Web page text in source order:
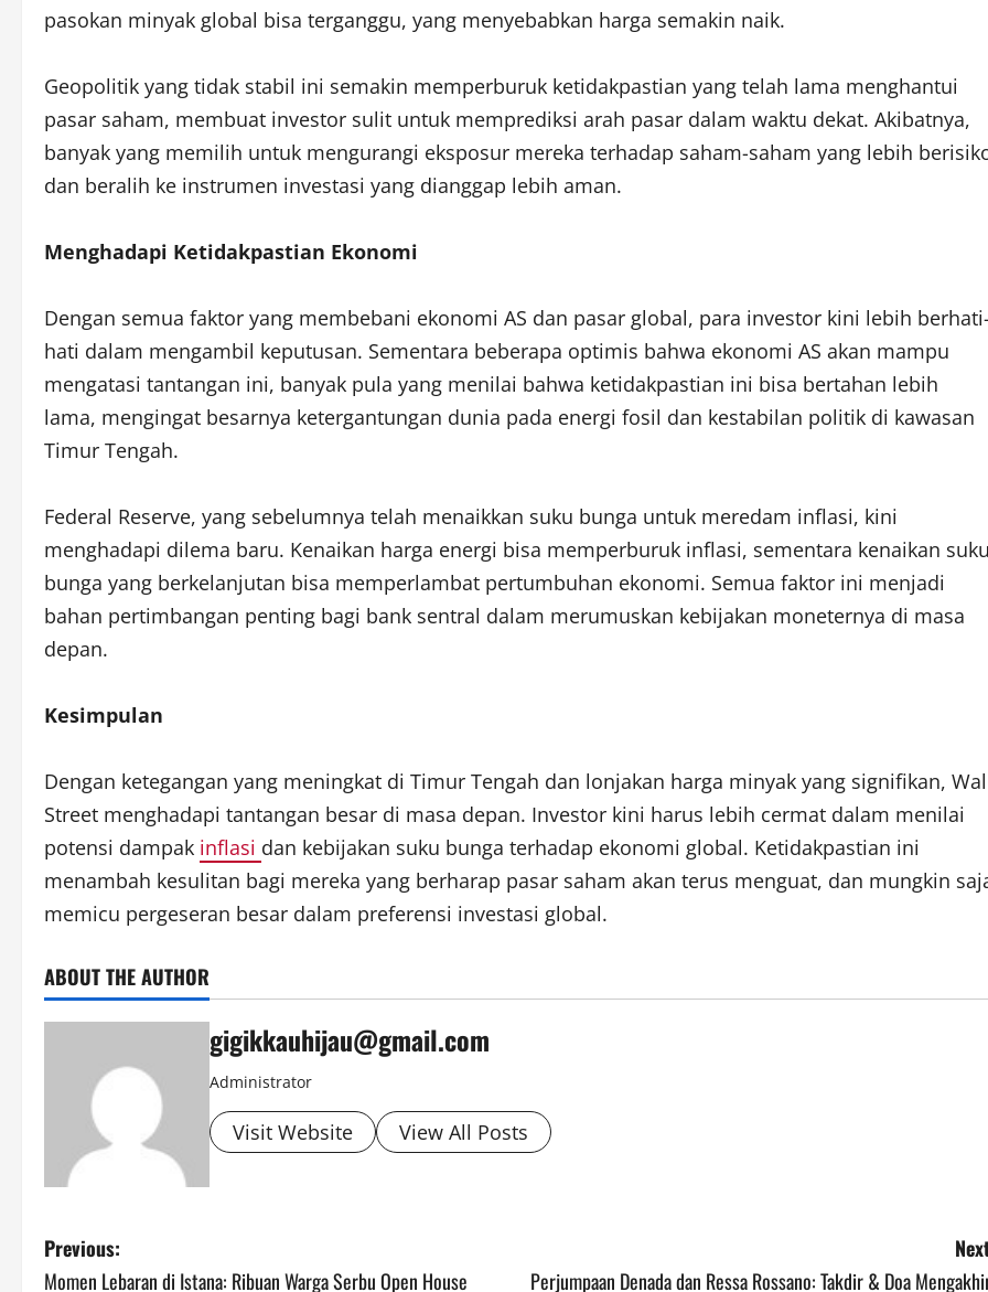
pasokan minyak global bisa terganggu, yang menyebabkan harga semakin naik.
Geopolitik yang tidak stabil ini semakin memperburuk ketidakpastian yang telah lama menghantui
pasar saham, membuat investor sulit untuk memprediksi arah pasar dalam waktu dekat. Akibatnya,
banyak yang memilih untuk mengurangi eksposur mereka terhadap saham-saham yang lebih
dan beralih ke instrumen investasi yang dianggap lebih aman.
Menghadapi Ketidakpastian Ekonomi
Dengan semua faktor yang membebani ekonomi AS dan pasar global, para investor kini lebih
hati dalam mengambil keputusan. Sementara beberapa optimis bahwa ekonomi AS akan mampu
mengatasi tantangan ini, banyak pula yang menilai bahwa ketidakpastian ini bisa bertahan lebih
lama, mengingat besarnya ketergantungan dunia pada energi fosil dan kestabilan politik di kawasan
Timur Tengah.
Federal Reserve, yang sebelumnya telah menaikkan suku bunga untuk meredam inflasi, kini
menghadapi dilema baru. Kenaikan harga energi bisa memperburuk inflasi, sementara kenaikan
bunga yang berkelanjutan bisa memperlambat pertumbuhan ekonomi. Semua faktor ini menjadi
bahan pertimbangan penting bagi bank sentral dalam merumuskan kebijakan moneternya di masa
depan.
Kesimpulan
Dengan ketegangan yang meningkat di Timur Tengah dan lonjakan harga minyak yang signifikan,
Street menghadapi tantangan besar di masa depan. Investor kini harus lebih cermat dalam menilai
potensi dampak inflasi dan kebijakan suku bunga terhadap ekonomi global. Ketidakpastian ini
menambah kesulitan bagi mereka yang berharap pasar saham akan terus menguat, dan mungkin
memicu pergeseran besar dalam preferensi investasi global.
ABOUT THE AUTHOR
gigikkauhijau@gmail.com
Administrator
Visit Website View All Posts
P
Previous:
Momen Lebaran di Istana: Ribuan Warga Serbu Open House
Perjumpaan Denada dan Ressa Rossano: Takdir & Doa